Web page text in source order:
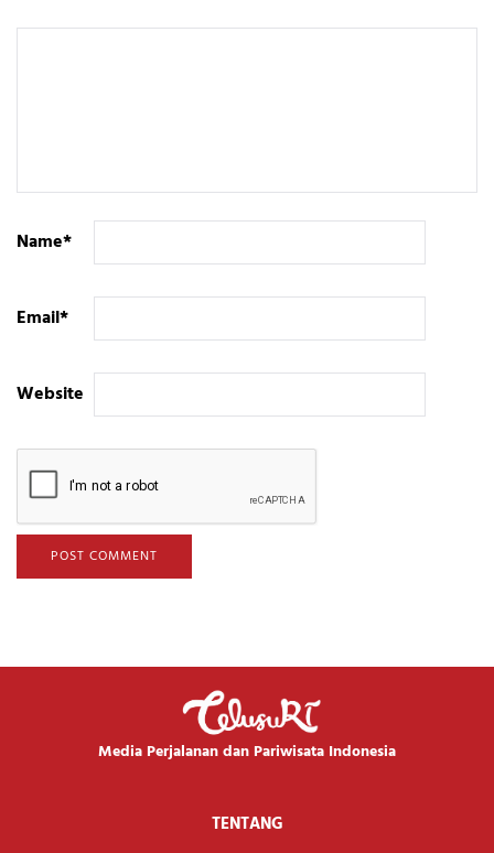
Name*
Email*
Website
Media Perjalanan dan Pariwisata Indonesia
TENTANG